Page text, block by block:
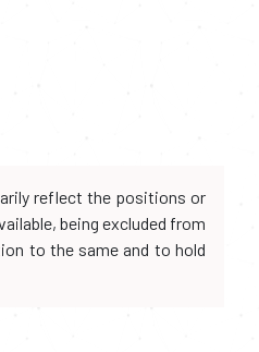
reflect the positions or
being excluded from
to the same and to hold